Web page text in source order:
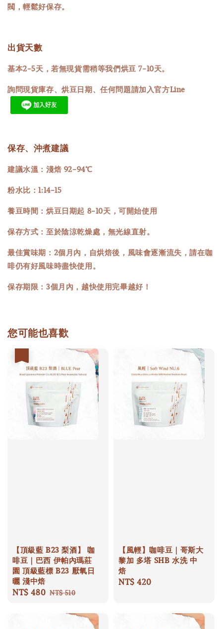
閥，輕鬆好保存。
出貨天數
基本2-5天，若無現貨需稍等我們烘豆 7-10天。
詢問現貨庫存、烘豆日期、任何問題請加入官方Line
保存、沖煮建議
建議水溫：淺焙 92-94℃
粉水比：1:14-15
養豆時間：烘豆日期起 8-10天，可開始使用
保存方式：至於陰涼乾燥處，無光線直射。
最佳賞味期：2個月內，自烘焙後，風味會逐漸流失，請在咖
啡仍有好風味時盡快使用。
保存期限：3個月內，越快使用完畢越好！
您可能也喜歡
【頂級藍 B23 梨酒】 咖
啡豆｜巴西 伊帕內瑪莊
園 頂級藍標 B23 厭氧日
曬 淺中焙
Sale
NT$ 480 Regular
NT$ 510
【風輕】咖啡豆｜哥斯大
黎加 多塔 SHB 水洗 中
焙
Regular
NT$ 420